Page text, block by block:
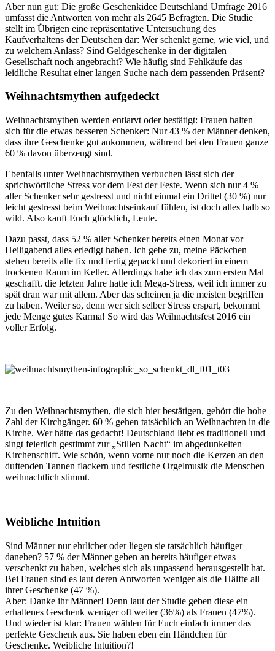
Aber nun gut: Die große Geschenkidee Deutschland Umfrage 2016
umfasst die Antworten von mehr als 2645 Befragten. Die Studie
stellt im Übrigen eine repräsentative Untersuchung des
Kaufverhaltens der Deutschen dar: Wer schenkt gerne, wie viel, und
zu welchem Anlass? Sind Geldgeschenke in der digitalen
Gesellschaft noch angebracht? Wie häufig sind Fehlkäufe das
leidliche Resultat einer langen Suche nach dem passenden Präsent?
Weihnachtsmythen aufgedeckt
Weihnachtsmythen werden entlarvt oder bestätigt: Frauen halten
sich für die etwas besseren Schenker: Nur 43 % der Männer denken,
dass ihre Geschenke gut ankommen, während bei den Frauen ganze
60 % davon überzeugt sind.
Ebenfalls unter Weihnachtsmythen verbuchen lässt sich der
sprichwörtliche Stress vor dem Fest der Feste. Wenn sich nur 4 %
aller Schenker sehr gestresst und nicht einmal ein Drittel (30 %) nur
leicht gestresst beim Weihnachtseinkauf fühlen, ist doch alles halb so
wild. Also kauft Euch glücklich, Leute.
Dazu passt, dass 52 % aller Schenker bereits einen Monat vor
Heiligabend alles erledigt haben. Ich gebe zu, meine Päckchen
stehen bereits alle fix und fertig gepackt und dekoriert in einem
trockenen Raum im Keller. Allerdings habe ich das zum ersten Mal
geschafft. die letzten Jahre hatte ich Mega-Stress, weil ich immer zu
spät dran war mit allem. Aber das scheinen ja die meisten begriffen
zu haben. Weiter so, denn wer sich selber Stress erspart, bekommt
jede Menge gutes Karma! So wird das Weihnachtsfest 2016 ein
voller Erfolg.
Zu den Weihnachtsmythen, die sich hier bestätigen, gehört die hohe
Zahl der Kirchgänger. 60 % gehen tatsächlich an Weihnachten in die
Kirche. Wer hätte das gedacht! Deutschland liebt es traditionell und
singt feierlich gestimmt zur „Stillen Nacht“ im abgedunkelten
Kirchenschiff. Wie schön, wenn vorne nur noch die Kerzen an den
duftenden Tannen flackern und festliche Orgelmusik die Menschen
weihnachtlich stimmt.
Weibliche Intuition
Sind Männer nur ehrlicher oder liegen sie tatsächlich häufiger
daneben? 57 % der Männer geben an bereits häufiger etwas
verschenkt zu haben, welches sich als unpassend herausgestellt hat.
Bei Frauen sind es laut deren Antworten weniger als die Hälfte all
ihrer Geschenke (47 %).
Aber: Danke ihr Männer! Denn laut der Studie geben diese ein
erhaltenes Geschenk weniger oft weiter (36%) als Frauen (47%).
Und wieder ist klar: Frauen wählen für Euch einfach immer das
perfekte Geschenk aus. Sie haben eben ein Händchen für
Geschenke. Weibliche Intuition?!